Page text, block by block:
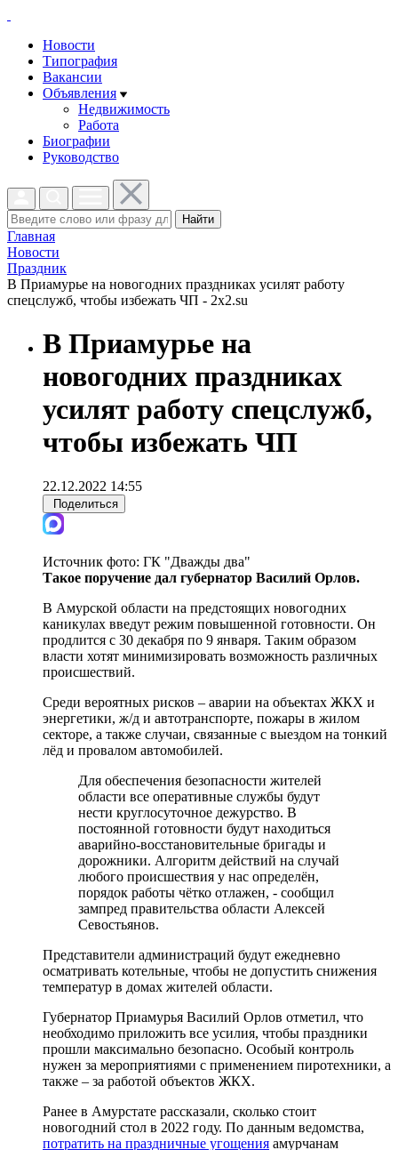
Новости
Типография
Вакансии
Объявления
Недвижимость
Работа
Биографии
Руководство
Найти
Главная
Новости
Праздник
В Приамурье на новогодних праздниках усилят работу
спецслужб, чтобы избежать ЧП - 2x2.su
В Приамурье на
новогодних праздниках
усилят работу спецслужб,
чтобы избежать ЧП
22.12.2022 14:55
Поделиться
Источник фото: ГК "Дважды два"
Такое поручение дал губернатор Василий Орлов.
В Амурской области на предстоящих новогодних
каникулах введут режим повышенной готовности. Он
продлится с 30 декабря по 9 января. Таким образом
власти хотят минимизировать возможность различных
происшествий.
Среди вероятных рисков – аварии на объектах ЖКХ и
энергетики, ж/д и автотранспорте, пожары в жилом
секторе, а также случаи, связанные с выездом на тонкий
лёд и провалом автомобилей.
Для обеспечения безопасности жителей
области все оперативные службы будут
нести круглосуточное дежурство. В
постоянной готовности будут находиться
аварийно-восстановительные бригады и
дорожники. Алгоритм действий на случай
любого происшествия у нас определён,
порядок работы чётко отлажен, - сообщил
зампред правительства области Алексей
Севостьянов.
Представители администраций будут ежедневно
осматривать котельные, чтобы не допустить снижения
температур в домах жителей области.
Губернатор Приамурья Василий Орлов отметил, что
необходимо приложить все усилия, чтобы праздники
прошли максимально безопасно. Особый контроль
нужен за мероприятиями с применением пиротехники, а
также – за работой объектов ЖКХ.
Ранее в Амурстате рассказали, сколько стоит
новогодний стол в 2022 году. По данным ведомства,
потратить на праздничные угощения амурчанам